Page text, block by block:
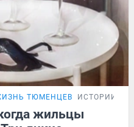
ТЮМЕНЦЕВ ИСТОРИИ
жильцы